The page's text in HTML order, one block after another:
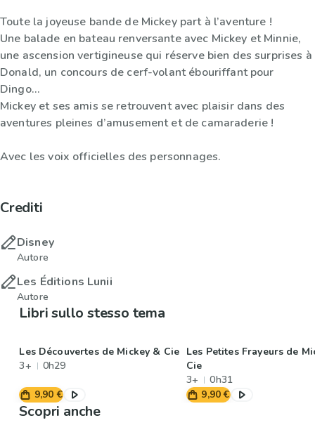
Toute la joyeuse bande de Mickey part à l’aventure !
Une balade en bateau renversante avec Mickey et Minnie,
une ascension vertigineuse qui réserve bien des surprises à
Donald, un concours de cerf-volant ébouriffant pour
Dingo…
Mickey et ses amis se retrouvent avec plaisir dans des
aventures pleines d’amusement et de camaraderie !
Avec les voix officielles des personnages.
Crediti
Disney
Autore
Les Éditions Lunii
Autore
Libri sullo stesso tema
Les Découvertes de Mickey & Cie
3+
0h29
9,90 €
Les Petites Frayeurs de
Cie
3+
0h31
9,90 €
Scopri anche